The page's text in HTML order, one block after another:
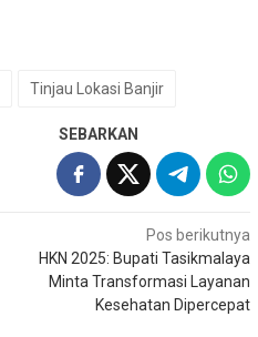
Tinjau Lokasi Banjir
SEBARKAN
Pos berikutnya
HKN 2025: Bupati Tasikmalaya
Minta Transformasi Layanan
Kesehatan Dipercepat